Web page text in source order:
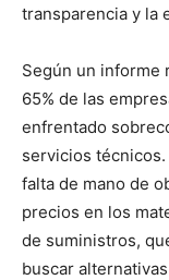
transparencia y la
Según un informe
65% de las
enfrentado
servicios
falta de mano de
precios en los
de suministros,
buscar